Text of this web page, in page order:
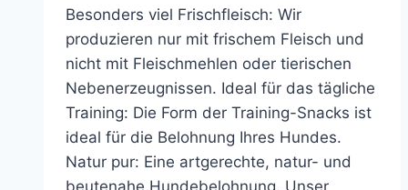
Besonders viel Frischfleisch: Wir
produzieren nur mit frischem Fleisch und
nicht mit Fleischmehlen oder tierischen
Nebenerzeugnissen. Ideal für das tägliche
Training: Die Form der Training-Snacks ist
ideal für die Belohnung Ihres Hundes.
Natur pur: Eine artgerechte, natur- und
beutenahe Hundebelohnung. Unser